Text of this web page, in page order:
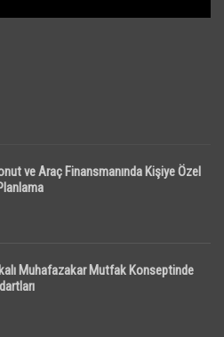
ve Araç Finansmanında Kişiye Özel
Muhafazakar Mutfak Konseptinde